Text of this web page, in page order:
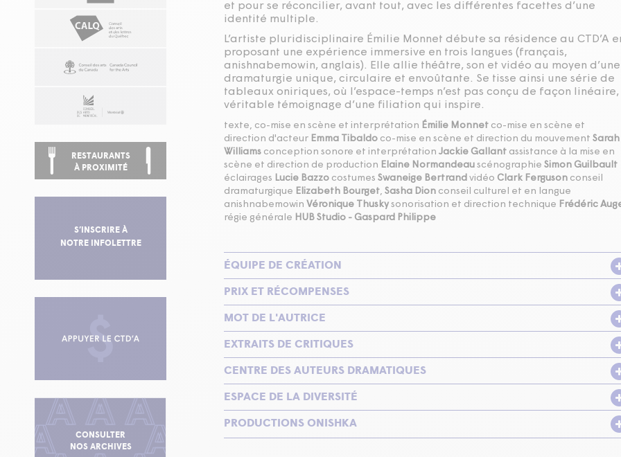
RESTAURANTS
À PROXIMITÉ
S’INSCRIRE À
NOTRE INFOLETTRE
CONSULTER
NOS ARCHIVES
et pour se réconcilier, avant tout, avec les différentes facettes d’une
identité multiple.
L’artiste pluridisciplinaire Émilie Monnet débute sa résidence au CTD’A
proposant une expérience immersive en trois langues (français,
anishnabemowin, anglais). Elle allie théâtre, son et vidéo au moyen d’une
dramaturgie unique, circulaire et envoûtante. Se tisse ainsi une série de
tableaux oniriques, où l’espace-temps n’est pas conçu de façon linéaire,
véritable témoignage d’une filiation qui inspire.
texte, co-mise en scène et interprétation Émilie Monnet co-mise en scène et
direction d'acteur Emma Tibaldo co-mise en scène et direction du mouvement Sarah
Williams conception sonore et interprétation Jackie Gallant assistance à la mise en
scène et direction de production Elaine Normandeau scénographie Simon Guilbault
éclairages Lucie Bazzo costumes Swaneige Bertrand vidéo Clark Ferguson conseil
dramaturgique Elizabeth Bourget, Sasha Dion conseil culturel et en langue
anishnabemowin Véronique Thusky sonorisation et direction technique Frédéric
régie générale HUB Studio - Gaspard Philippe
ÉQUIPE DE CRÉATION
PRIX ET RÉCOMPENSES
MOT DE L'AUTRICE
EXTRAITS DE CRITIQUES
CENTRE DES AUTEURS DRAMATIQUES
ESPACE DE LA DIVERSITÉ
PRODUCTIONS ONISHKA